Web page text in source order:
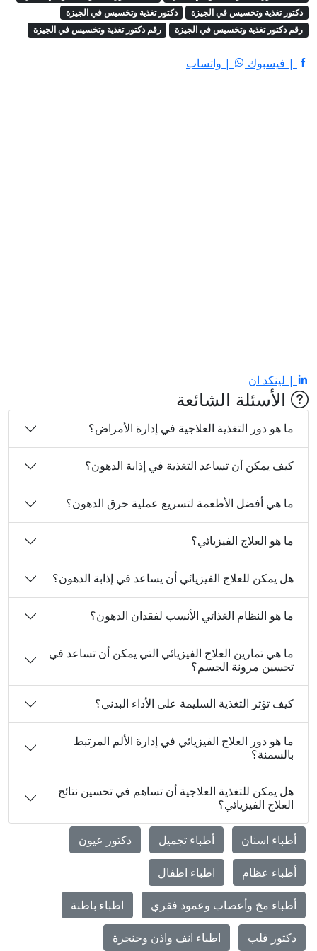
دكتور تغذية وتخسيس في الجيزة
دكتور تغذية وتخسيس في الجيزة
رقم دكتور تغذية وتخسيس في الجيزة
رقم دكتور تغذية وتخسيس في الجيزة
| فيسبوك | واتساب
| لينكد ان
الأسئلة الشائعة
ما هو دور التغذية العلاجية في إدارة الأمراض؟
كيف يمكن أن تساعد التغذية في إذابة الدهون؟
ما هي أفضل الأطعمة لتسريع عملية حرق الدهون؟
ما هو العلاج الفيزيائي؟
هل يمكن للعلاج الفيزيائي أن يساعد في إذابة الدهون؟
ما هو النظام الغذائي الأنسب لفقدان الدهون؟
ما هي تمارين العلاج الفيزيائي التي يمكن أن تساعد في
تحسين مرونة الجسم؟
كيف تؤثر التغذية السليمة على الأداء البدني؟
ما هو دور العلاج الفيزيائي في إدارة الألم المرتبط
بالسمنة؟
هل يمكن للتغذية العلاجية أن تساهم في تحسين نتائج
العلاج الفيزيائي؟
أطباء اسنان أطباء تجميل دكتور عيون
أطباء عظام اطباء اطفال
أطباء مخ وأعصاب وعمود فقري اطباء باطنة
دكتور قلب اطباء انف واذن وحنجرة